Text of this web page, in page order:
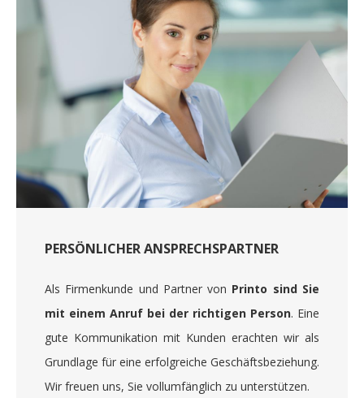
PERSÖNLICHER ANSPRECHSPARTNER
Als Firmenkunde und Partner von Printo sind Sie
mit einem Anruf bei der richtigen Person. Eine
gute Kommunikation mit Kunden erachten wir als
Grundlage für eine erfolgreiche Geschäftsbeziehung.
Wir freuen uns, Sie vollumfänglich zu unterstützen.